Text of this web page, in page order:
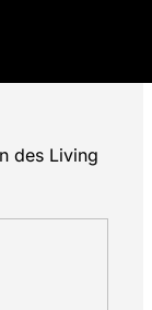
des Living